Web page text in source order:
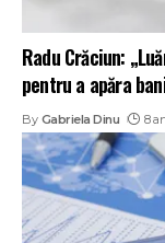
Radu Crăciun:
pentru a apăra
By Gabriela Dinu 8